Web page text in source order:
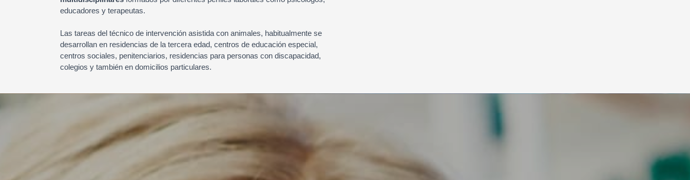
educadores y terapeutas.
Las tareas del técnico de intervención asistida con animales, habitualmente se
desarrollan en residencias de la tercera edad, centros de educación especial,
centros sociales, penitenciarios, residencias para personas con discapacidad,
colegios y también en domicilios particulares.